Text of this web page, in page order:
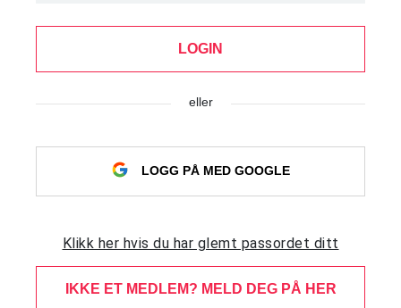
LOGIN
eller
LOGG PÅ MED GOOGLE
Klikk her hvis du har glemt passordet ditt
IKKE ET MEDLEM? MELD DEG PÅ HER